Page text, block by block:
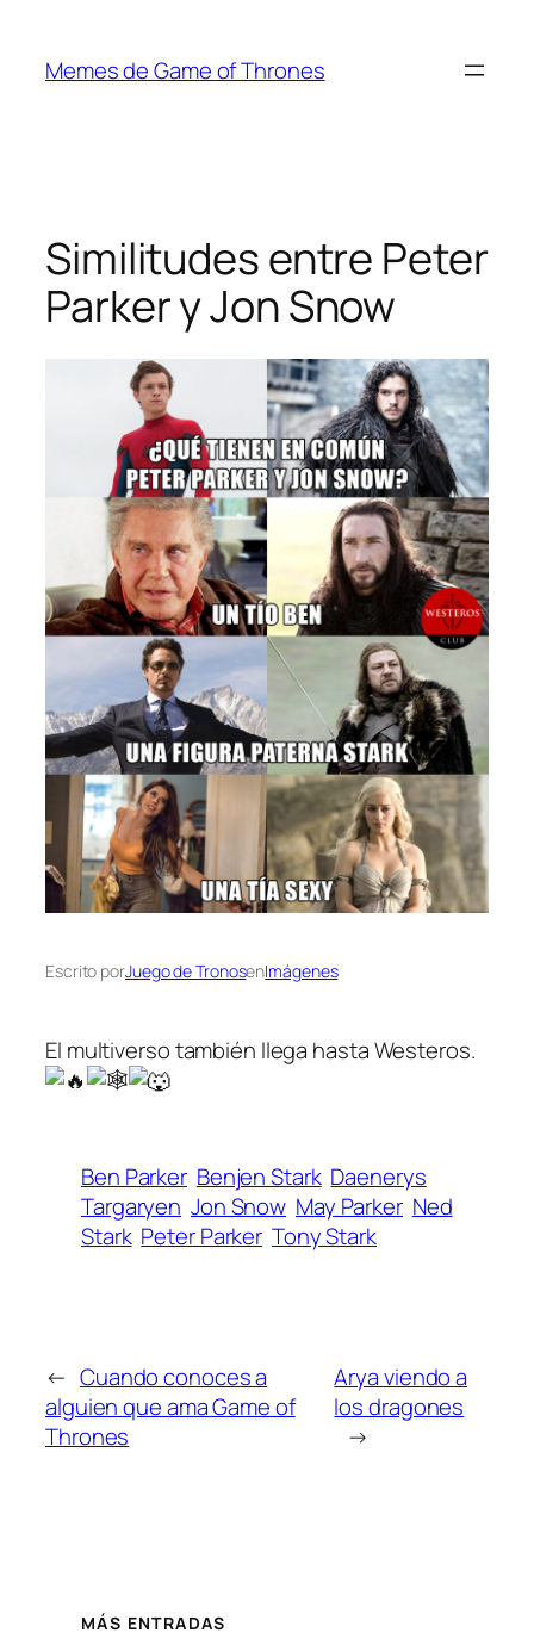
contenido
Memes de Game of Thrones
Similitudes entre Peter
Parker y Jon Snow
Escrito porJuego de TronosenImágenes
El multiverso también llega hasta Westeros.
Ben Parker Benjen Stark Daenerys
Targaryen Jon Snow May Parker Ned
Stark Peter Parker Tony Stark
← Cuando conoces a
alguien que ama Game of
Thrones
Arya viendo a
los dragones
→
MÁS ENTRADAS